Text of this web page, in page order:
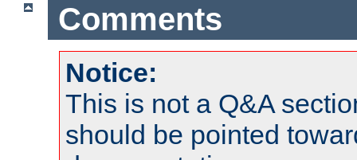
Comments
Notice:
This is not a Q&A
should be pointed